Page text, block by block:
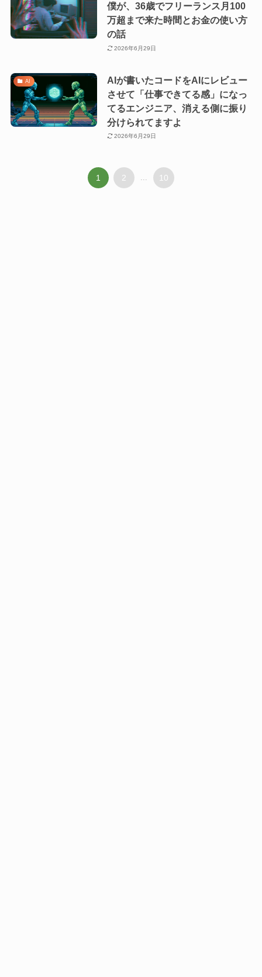
僕が、36歳でフリーランス月100
万超まで来た時間とお金の使い方
の話
2026年6月29日
AI
AIが書いたコードをAIにレビュー
させて「仕事できてる感」になっ
てるエンジニア、消える側に振り
分けられてますよ
2026年6月29日
1 2 ... 10